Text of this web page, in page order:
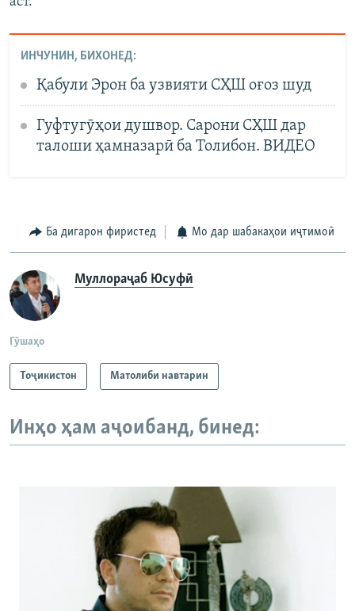
ИНЧУНИН, БИХОНЕД:
Қабули Эрон ба узвияти СҲШ оғоз шуд
Гуфтугӯҳои душвор. Сарони СҲШ дар
талоши ҳамназарӣ ба Толибон. ВИДЕО
Ба дигарон фиристед Мо дар шабакаҳои иҷтимоӣ
Муллораҷаб Юсуфӣ
Гӯшаҳо
Тоҷикистон Матолиби навтарин
Инҳо ҳам аҷоибанд, бинед: